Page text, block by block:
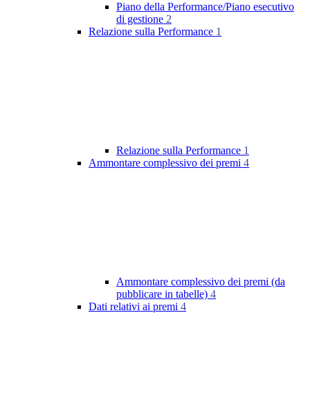
Piano della Performance/Piano esecutivo
di gestione 2
Relazione sulla Performance 1
Relazione sulla Performance 1
Ammontare complessivo dei premi 4
Ammontare complessivo dei premi (da
pubblicare in tabelle) 4
Dati relativi ai premi 4